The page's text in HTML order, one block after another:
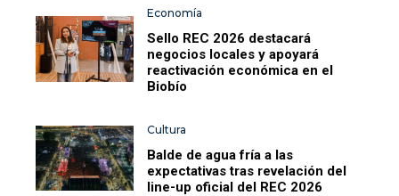
Economía
Sello REC 2026 destacará
negocios locales y apoyará
reactivación económica en el
Biobío
Cultura
Balde de agua fría a las
expectativas tras revelación del
line-up oficial del REC 2026